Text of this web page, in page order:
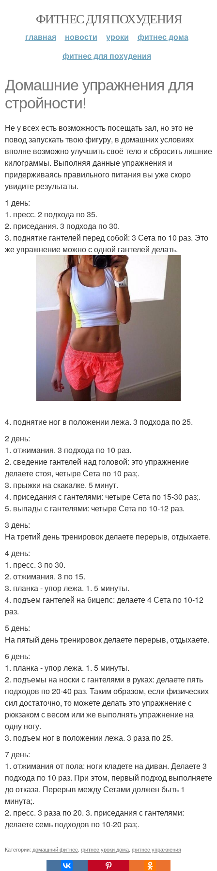
ФИТНЕС ДЛЯ ПОХУДЕНИЯ
главная новости уроки
фитнес дома
фитнес для похудения
Домашние упражнения для
стройности!
Не у всех есть возможность посещать зал, но это не
повод запускать твою фигуру, в домашних условиях
вполне возможно улучшить своё тело и сбросить лишние
килограммы. Выполняя данные упражнения и
придерживаясь правильного питания вы уже скоро
увидите результаты.
1 день:
1. пресс. 2 подхода по 35.
2. приседания. 3 подхода по 30.
3. поднятие гантелей перед собой: 3 Сета по 10 раз. Это
же упражнение можно с одной гантелей делать.
4. поднятие ног в положении лежа. 3 подхода по 25.
2 день:
1. отжимания. 3 подхода по 10 раз.
2. сведение гантелей над головой: это упражнение
делаете стоя, четыре Сета по 10 раз;.
3. прыжки на скакалке. 5 минут.
4. приседания с гантелями: четыре Сета по 15-30 раз;.
5. выпады с гантелями: четыре Сета по 10-12 раз.
3 день:
На третий день тренировок делаете перерыв, отдыхаете.
4 день:
1. пресс. 3 по 30.
2. отжимания. 3 по 15.
3. планка - упор лежа. 1. 5 минуты.
4. подъем гантелей на бицепс: делаете 4 Сета по 10-12
раз.
5 день:
На пятый день тренировок делаете перерыв, отдыхаете.
6 день:
1. планка - упор лежа. 1. 5 минуты.
2. подъемы на носки с гантелями в руках: делаете пять
подходов по 20-40 раз. Таким образом, если физических
сил достаточно, то можете делать это упражнение с
рюкзаком с весом или же выполнять упражнение на
одну ногу.
3. подъем ног в положении лежа. 3 раза по 25.
7 день:
1. отжимания от пола: ноги кладете на диван. Делаете 3
подхода по 10 раз. При этом, первый подход выполняете
до отказа. Перерыв между Сетами должен быть 1
минута;.
2. пресс. 3 раза по 20. 3. приседания с гантелями:
делаете семь подходов по 10-20 раз;.
Категории: домашний фитнес фитнес уроки дома фитнес упражнения